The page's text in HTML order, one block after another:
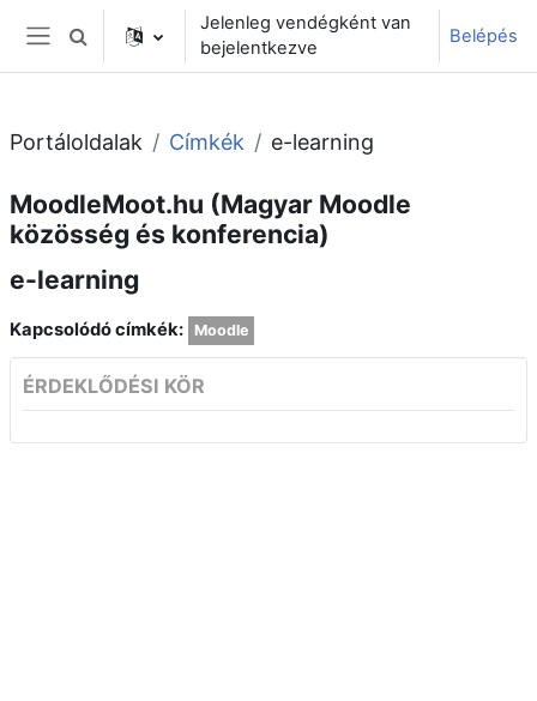
Tovább a fő tartalomhoz
Oldalpanel
Keresési bemeneti adatok váltása
Jelenleg vendégként van
bejelentkezve
Belépés
Portáloldalak Címkék e-learning
MoodleMoot.hu (Magyar Moodle
közösség és konferencia)
e-learning
Kapcsolódó címkék: Moodle
ÉRDEKLŐDÉSI KÖR